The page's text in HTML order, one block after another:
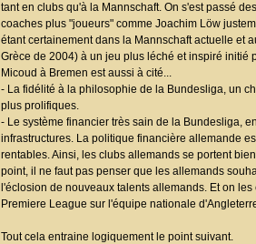
tant en clubs qu'à la Mannschaft. On s'est passé
coaches plus "joueurs" comme Joachim Löw
étant certainement dans la Mannschaft actuelle et
Grèce de 2004) à un jeu plus léché et inspiré initié
Micoud à Bremen est aussi à cité...
- La fidélité à la philosophie de la Bundesliga, un
plus prolifiques.
- Le système financier très sain de la Bundesliga,
infrastructures. La politique financière allemande
rentables. Ainsi, les clubs allemands se portent
point, il ne faut pas penser que les allemands
l'éclosion de nouveaux talents allemands. Et on
Premiere League sur l'équipe nationale
Tout cela entraine logiquement le point suivant.